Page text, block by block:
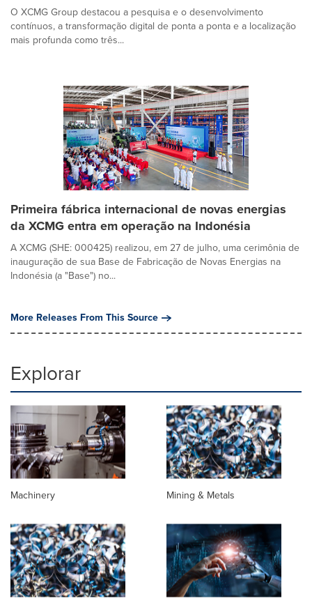
O XCMG Group destacou a pesquisa e o desenvolvimento
contínuos, a transformação digital de ponta a ponta e a localização
mais profunda como três...
Primeira fábrica internacional de novas energias
da XCMG entra em operação na Indonésia
A XCMG (SHE: 000425) realizou, em 27 de julho, uma cerimônia de
inauguração de sua Base de Fabricação de Novas Energias na
Indonésia (a "Base") no...
More Releases From This Source
Explorar
Machinery Mining & Metals